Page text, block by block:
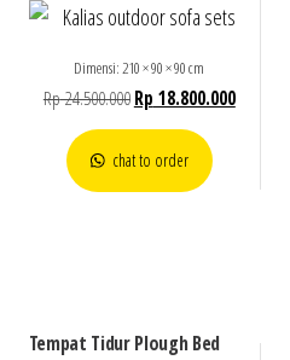
Dimensi: 210 × 90 × 90 cm
Rp24.500.000Rp 18.800.000
chat to order
Tempat Tidur Plough Bed